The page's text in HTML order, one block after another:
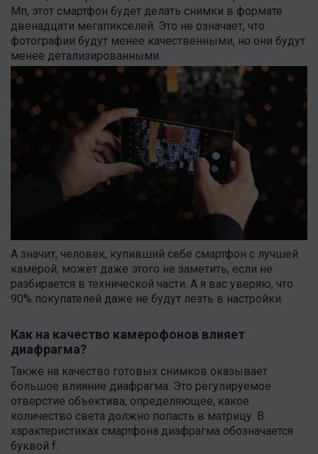
Мп, этот смартфон будет делать снимки в формате
двенадцати мегапикселей. Это не означает, что
фотографии будут менее качественными, но они будут
менее детализированными.
А значит, человек, купивший себе смартфон с лучшей
камерой, может даже этого не заметить, если не
разбирается в технической части. А я вас уверяю, что
90% покупателей даже не будут лезть в настройки.
Как на качество камерофонов влияет
диафрагма?
Также на качество готовых снимков оказывает
большое влияние диафрагма. Это регулируемое
отверстие объектива, определяющее, какое
количество света должно попасть в матрицу. В
характеристиках смартфона диафрагма обозначается
буквой f.